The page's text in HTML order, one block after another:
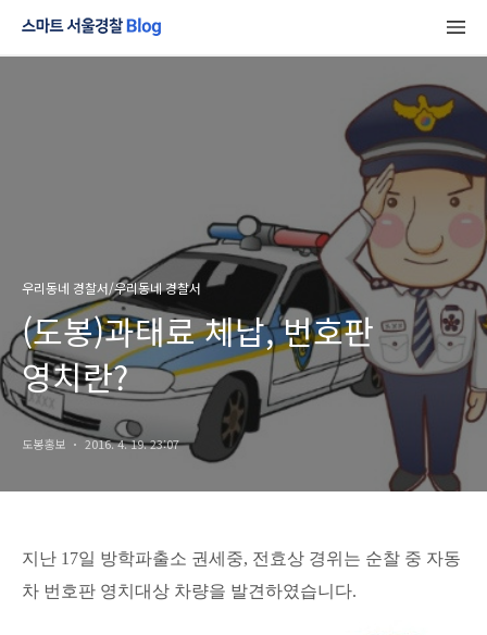
우리동네 경찰서/우리동네 경찰서
(도봉)과태료 체납, 번호판
영치란?
도봉홍보 2016. 4. 19. 23:07
지난 17일 방학파출소 권세중, 전효상 경위는 순찰 중 자동
차 번호판 영치대상 차량을 발견하였습니다.